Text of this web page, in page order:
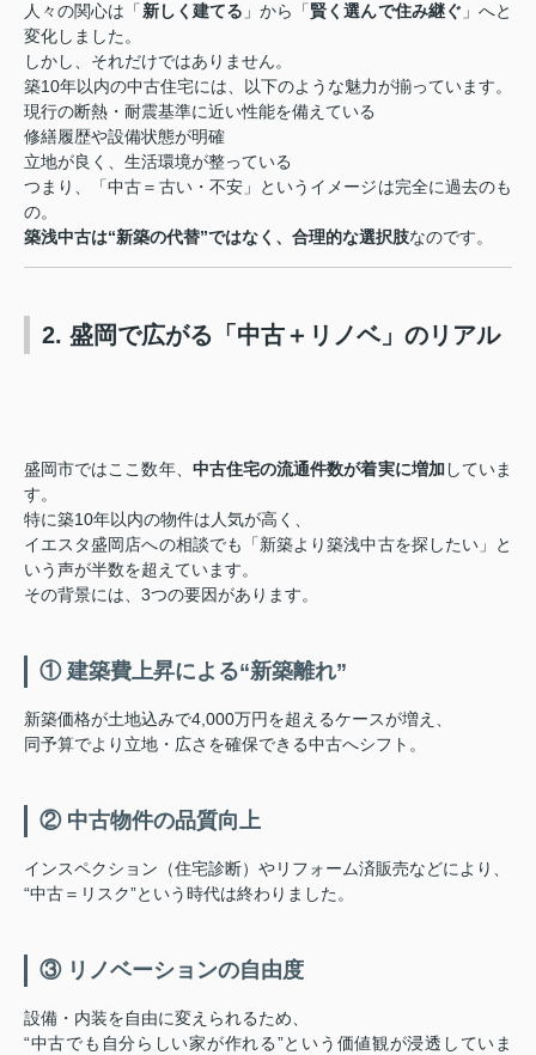
人々の関心は「新しく建てる 」から「賢く選んで住み継ぐ 」へと
変化しました。
しかし、それだけではありません。
築10年以内の中古住宅には、以下のような魅力が揃っています。
現行の断熱・耐震基準に近い性能を備えている
修繕履歴や設備状態が明確
立地が良く、生活環境が整っている
つまり、「中古＝古い・不安」というイメージは完全に過去のも
の。
築浅中古は“新築の代替”ではなく、合理的な選択肢なのです。
2. 盛岡で広がる「中古＋リノベ」のリアル
盛岡市ではここ数年、 中古住宅の流通件数が着実に増加 していま
す。
特に築10年以内の物件は人気が高く、
イエスタ盛岡店への相談でも「新築より築浅中古を探したい」と
いう声が半数を超えています。
その背景には、3つの要因があります。
① 建築費上昇による“新築離れ”
新築価格が土地込みで4,000万円を超えるケースが増え、
同予算でより立地・広さを確保できる中古へシフト。
② 中古物件の品質向上
インスペクション（住宅診断）やリフォーム済販売などにより、
“中古＝リスク”という時代は終わりました。
③ リノベーションの自由度
設備・内装を自由に変えられるため、
“中古でも自分らしい家が作れる”という価値観が浸透していま